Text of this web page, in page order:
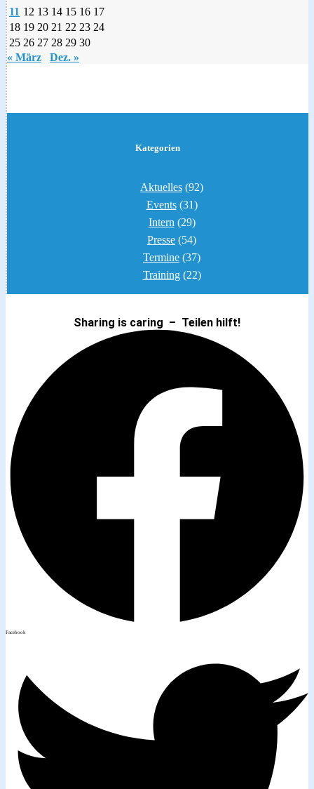
11 12 13 14 15 16 17
18 19 20 21 22 23 24
25 26 27 28 29 30
« März
Dez. »
Kategorien
Aktuelles (92)
Events(31)
Intern (29)
Presse (54)
Termine (37)
Training(22)
Sharing is caring – Teilen hilft!
Facebook